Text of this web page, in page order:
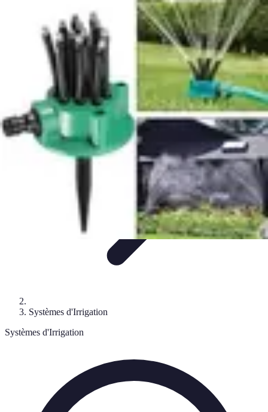
MaintenanceInnovations en irrigationInstallation et
Entretien et Maintenance
Système Irrigation
Systèmes d'Irrigation
Systèmes d'Irrigation